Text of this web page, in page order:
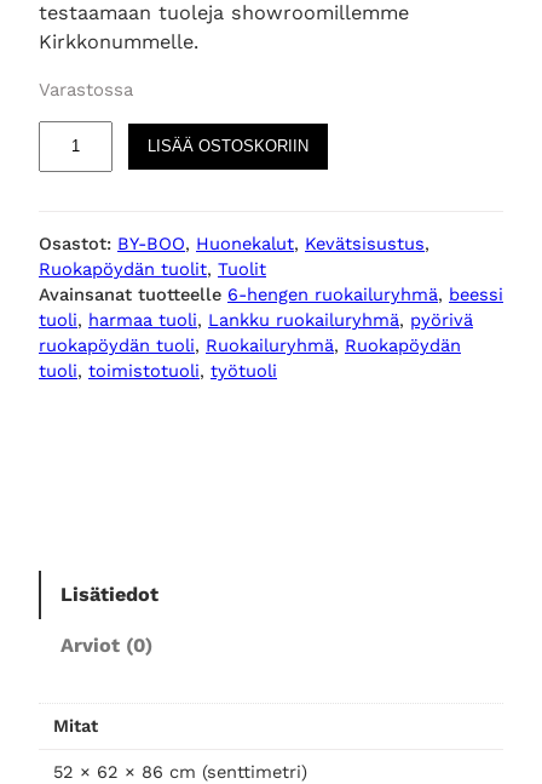
testaamaan tuoleja showroomillemme
Kirkkonummelle.
Varastossa
s
p
y
ö
r
k
LISÄÄ OSTOSKORIIN
Osastot: BY-BOO, Huonekalut, Kevätsisustus
Ruokapöydän tuolit, Tuolit
Avainsanat tuotteelle 6-hengen ruokailuryhmä, beessi
tuoli, harmaa tuoli, Lankku ruokailuryhmä, pyörivä
ruokapöydän tuoli, Ruokailuryhmä, Ruokapöydän
tuoli, toimistotuoli, työtuoli
Lisätiedot
Arviot (0)
Mitat
52 × 62 × 86 cm (senttimetri)